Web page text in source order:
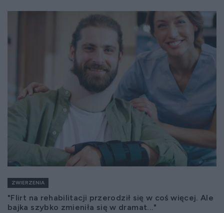
ZWIERZENIA
"Flirt na rehabilitacji przerodził się w coś więcej. Ale
bajka szybko zmieniła się w dramat..."